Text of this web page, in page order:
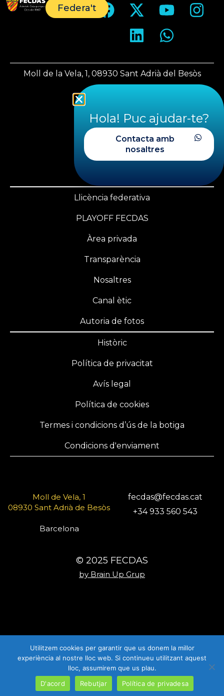
Federa't
Moll de la Vela, 1, 08930 Sant Adrià del Besòs
fecdas@fecdas.cat
+34 620 28 29 39
+34 933 560 543
Llicència federativa
PLAYOFF FECDAS
Àrea privada
Transparència
Nosaltres
Canal ètic
Autoria de fotos
Històric
Política de privacitat
Avís legal
Política de cookies
Termes i condicions d’ús de la botiga
Condicions d'enviament
Moll de Vela, 1
08930 Sant Adrià de Besòs
Barcelona
fecdas@fecdas.cat
+34 933 560 543
© 2025 FECDAS
by Brain Up Grup
Utilitzem cookies per garantir que us donem la millor
experiència al nostre lloc web. Si continueu utilitzant aquest
lloc, assumirem que us plau.
D'acord
Rebutjar Política de privadesa
Hola! Puc ajudar-te?
Contacta amb
nosaltres